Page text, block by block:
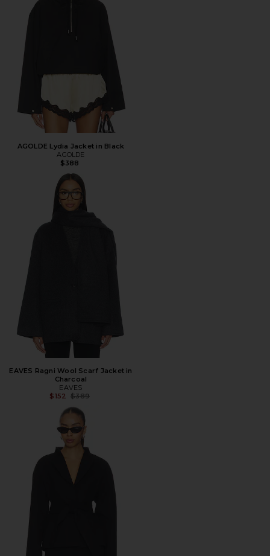
AGOLDE Lydia Jacket in Black
AGOLDE
$388
EAVES Ragni Wool Scarf Jacket in
Charcoal
EAVES
$152 Предыдущая цена:
$389